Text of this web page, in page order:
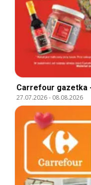
Carrefour gazetka
27.07.2026- 08.08.2026